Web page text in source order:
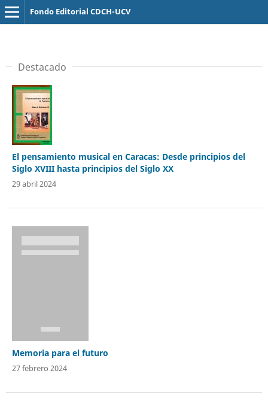
Fondo Editorial CDCH-UCV
Destacado
El pensamiento musical en Caracas: Desde principios del
Siglo XVIII hasta principios del Siglo XX
29 abril 2024
Memoria para el futuro
27 febrero 2024